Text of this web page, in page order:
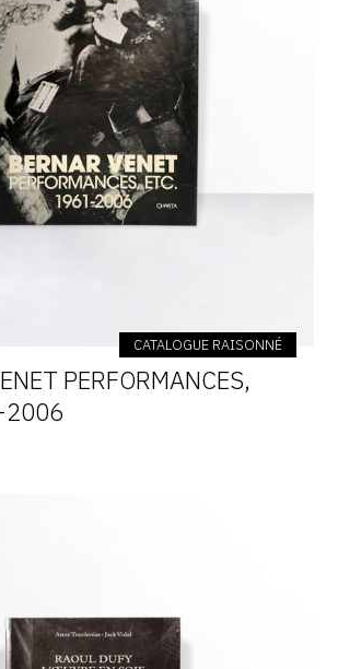
CATALOGUE RAISONNÉ
PERFORMANCES,
2006